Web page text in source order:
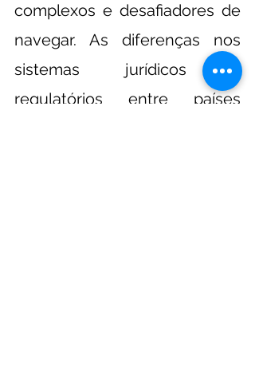
complexos e desafiadores de
navegar. As diferenças nos
sistemas jurídicos e
regulatórios entre países